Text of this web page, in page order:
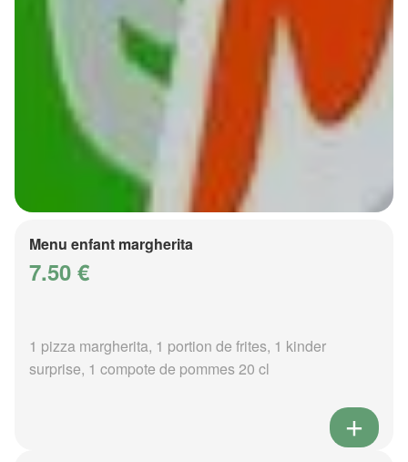
Menu enfant margherita
7.50 €
1 pizza margherita, 1 portion de frites, 1 kinder
surprise, 1 compote de pommes 20 cl